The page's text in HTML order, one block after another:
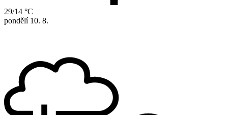
29/14 °C
pondělí 10. 8.